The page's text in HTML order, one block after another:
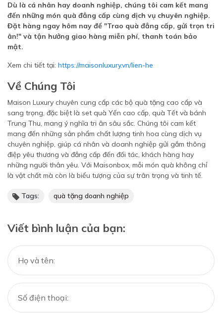
Dù là cá nhân hay doanh nghiệp, chúng tôi cam kết mang
đến những món quà đẳng cấp cùng dịch vụ chuyên nghiệp.
Đặt hàng ngay hôm nay để "Trao quà đẳng cấp, gửi trọn tri
ân!" và tận hưởng giao hàng miễn phí, thanh toán bảo
mật.
Xem chi tiết tại: https://maisonluxury.vn/lien-he
Về Chúng Tôi
Maison Luxury chuyên cung cấp các bộ quà tặng cao cấp và
sang trọng, đặc biệt là set quà Yến cao cấp, quà Tết và bánh
Trung Thu, mang ý nghĩa tri ân sâu sắc. Chúng tôi cam kết
mang đến những sản phẩm chất lượng tinh hoa cùng dịch vụ
chuyên nghiệp, giúp cá nhân và doanh nghiệp gửi gắm thông
điệp yêu thương và đẳng cấp đến đối tác, khách hàng hay
những người thân yêu. Với Maisonbox, mỗi món quà không chỉ
là vật chất mà còn là biểu tượng của sự trân trọng và tinh tế.
Tags: quà tặng doanh nghiệp
Viết bình luận của bạn: